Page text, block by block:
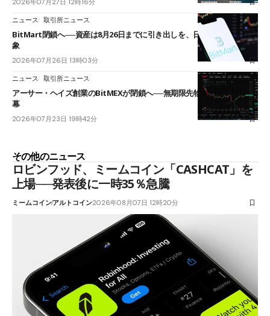
2026年07月27日 12時16分
ニュース 取引所ニュース
BitMart閉鎖へ──資産は8月26日までに引き出しを、日本人利用者も対
象
2026年07月26日 13時03分
ニュース 取引所ニュース
アーサー・ヘイズ創業のBitMEXが閉鎖へ──無期限先物を生んだ11年に
幕
2026年07月23日 19時42分
その他のニュース
ロビンフッド、ミームコイン「CASHCAT」を
上場──発表後に一時35％急騰
ミームコインアルトコイン2026年08月07日 12時20分